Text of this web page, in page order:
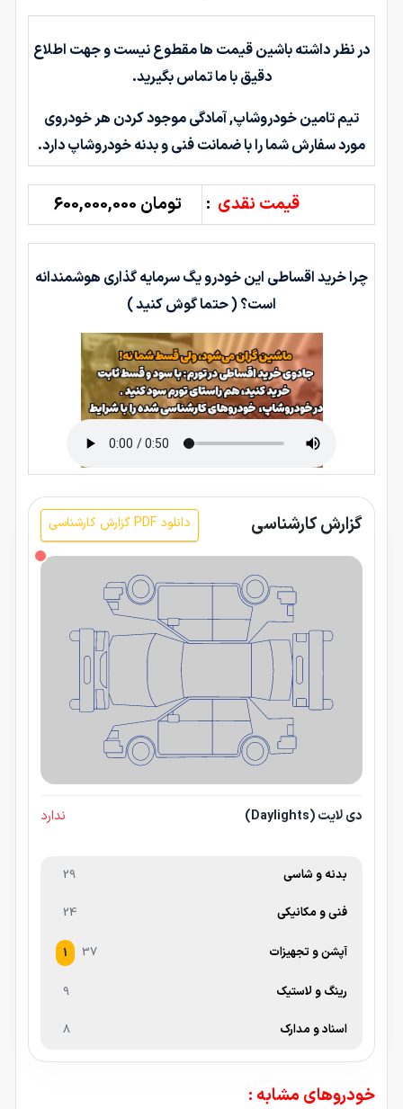
در نظر داشته باشین قیمت ها مقطوع نیست و جهت اطلاع
دقیق با ما تماس بگیرید.
تیم تامین خودروشاپ, آمادگی موجود کردن هر خودروی
مورد سفارش شما را با ضمانت فنی و بدنه خودروشاپ دارد.
قیمت نقدی : تومان 600,000,000
چرا خرید اقساطی این خودرو یگ سرمایه گذاری هوشمندانه
است؟ ( حتما گوش کنید )
گزارش کارشناسی دانلود PDF گزارش کارشناسی
دی لایت (Daylights) ندارد
بدنه و شاسی 29
فنی و مکانیکی 24
آپشن و تجهیزات 37
1
رینگ و لاستیک 9
اسناد و مدارک 8
خودروهای مشابه :